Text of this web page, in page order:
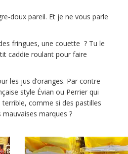
doux pareil. Et je ne vous parle
fringues, une couette ? Tu le
caddie roulant pour faire
les jus d’oranges. Par contre
style Évian ou Perrier qui
comme si des pastilles
marques ?